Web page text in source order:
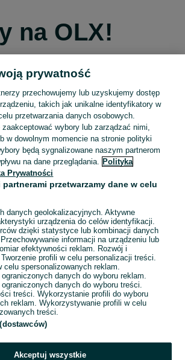
na OLX!
przez Facebooka
przez konto Apple
przez konto Google
LUB
prywatność
przechowujemy lub uzyskujemy dostęp
takich jak unikalne identyfikatory w
przetwarzania danych osobowych.
wybory lub zarządzać nimi,
w dowolnym momencie na stronie polityki
będą sygnalizowane naszym partnerom
na dane przeglądania.
Polityka
Prywatności
partnerami przetwarzamy dane w celu
danych geolokalizacyjnych. Aktywne
urządzenia do celów identyfikacji.
dzięki statystyce lub kombinacji danych
informacji na urządzeniu lub
efektywności reklam. Rozwój i
profili w celu personalizacji treści.
celu spersonalizowanych reklam.
danych do wyboru reklam.
danych do wyboru treści.
treści. Wykorzystanie profili do wyboru
reklam. Wykorzystywanie profili w celu
treści.
Akceptuj wszystkie